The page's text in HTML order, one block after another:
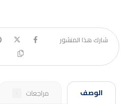
الوصف مراجعات ٠